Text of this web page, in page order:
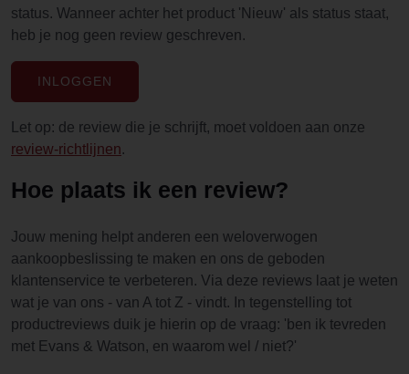
status. Wanneer achter het product 'Nieuw' als status staat,
heb je nog geen review geschreven.
INLOGGEN
Let op: de review die je schrijft, moet voldoen aan onze
review-richtlijnen.
Hoe plaats ik een review?
Jouw mening helpt anderen een weloverwogen
aankoopbeslissing te maken en ons de geboden
klantenservice te verbeteren. Via deze reviews laat je weten
wat je van ons - van A tot Z - vindt. In tegenstelling tot
productreviews duik je hierin op de vraag: 'ben ik tevreden
met Evans & Watson, en waarom wel / niet?'